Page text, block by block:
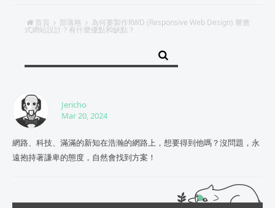
首頁 部落格 為何要製作RWD (Responsive Web Design) 響應
式網站設計？有什麼優點和缺點？
Jericho
Mar 20, 2024
網路、科技、滿滿的新知在浩瀚的網路上，想要得到他嗎？沒問題，永
遠抱持著謙卑的態度，自然會找到方案！